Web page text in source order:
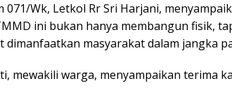
071/Wk, Letkol Rr Sri Harjani,
ini bukan hanya membangun fisik,
dimanfaatkan masyarakat dalam jangka
mewakili warga, menyampaikan terima